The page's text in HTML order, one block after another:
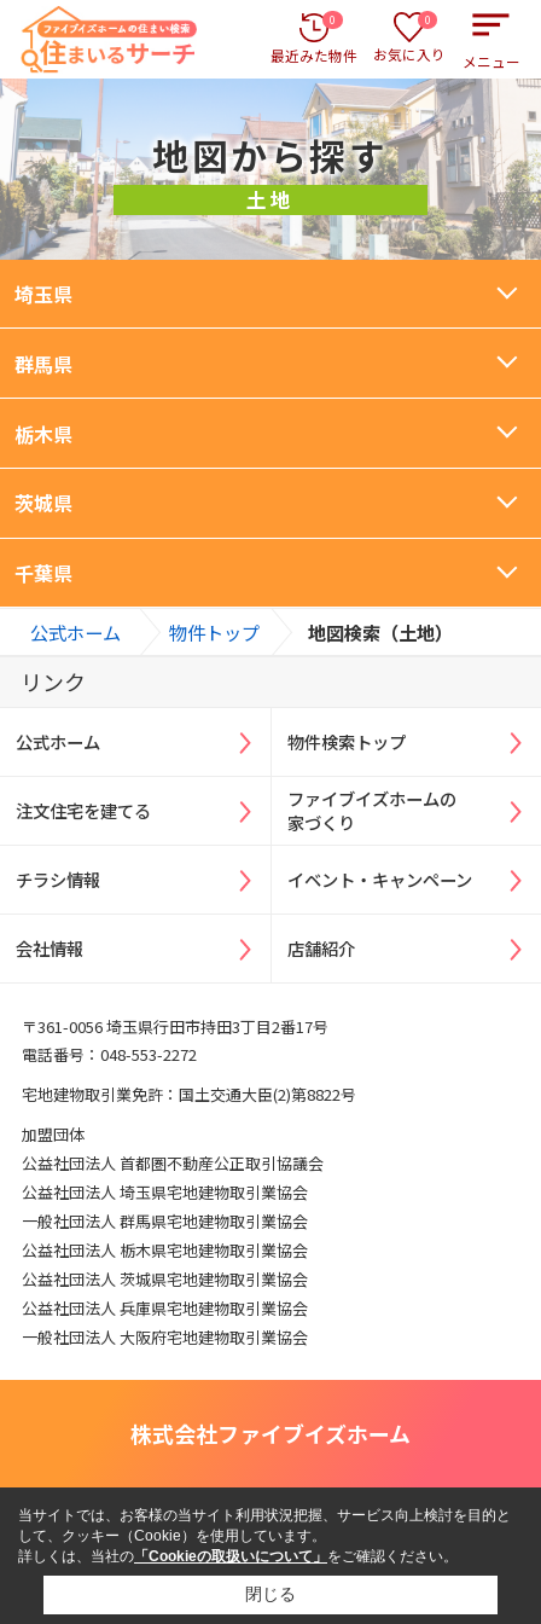
最近みた物件
0
お気に入り
0
メニュー
地図から探す
土地
埼玉県
群馬県
栃木県
茨城県
千葉県
公式ホーム 物件トップ 地図検索（土地）
リンク
公式ホーム 物件検索トップ
注文住宅を建てる
ファイブイズホームの
家づくり
チラシ情報 イベント・キャンペーン
会社情報 店舗紹介
〒361-0056 埼玉県行田市持田3丁目2番17号
電話番号：048-553-2272
宅地建物取引業免許：国土交通大臣(2)第8822号
加盟団体
公益社団法人 首都圏不動産公正取引協議会
公益社団法人 埼玉県宅地建物取引業協会
一般社団法人 群馬県宅地建物取引業協会
公益社団法人 栃木県宅地建物取引業協会
公益社団法人 茨城県宅地建物取引業協会
公益社団法人 兵庫県宅地建物取引業協会
一般社団法人 大阪府宅地建物取引業協会
株式会社ファイブイズホーム
当サイトでは、お客様の当サイト利用状況把握、サービス向上検討を目的と
して、クッキー（Cookie）を使用しています。
詳しくは、当社の 「Cookieの取扱いについて」 をご確認ください。
閉じる